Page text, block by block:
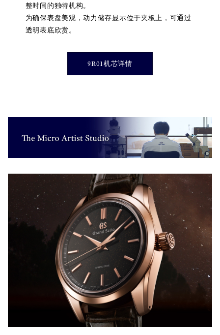
整时间的独特机构。
为确保表盘美观，动力储存显示位于夹板上，可通过
透明表底欣赏。
9R01机芯详情